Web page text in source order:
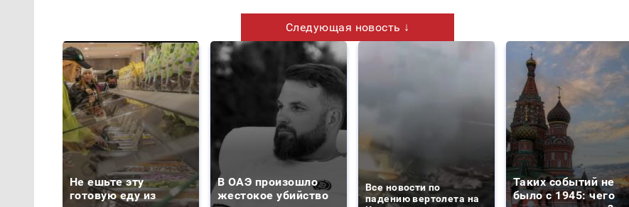
Следующая новость ↓
Не ешьте эту
готовую еду из
В ОАЭ произошло
жестокое убийство
Все новости по
падению вертолета на
Таких событий не
было с 1945: чего